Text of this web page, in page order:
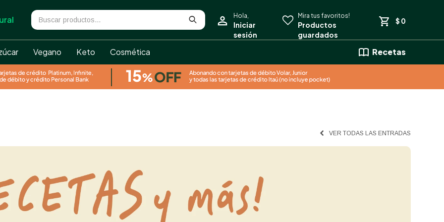
Vegano Keto Cosmética Recetas
$ 0
VER TODAS LAS ENTRADAS